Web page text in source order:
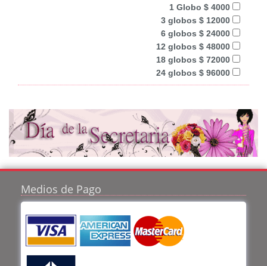
1 Globo $ 4000
3 globos $ 12000
6 globos $ 24000
12 globos $ 48000
18 globos $ 72000
24 globos $ 96000
Medios de Pago